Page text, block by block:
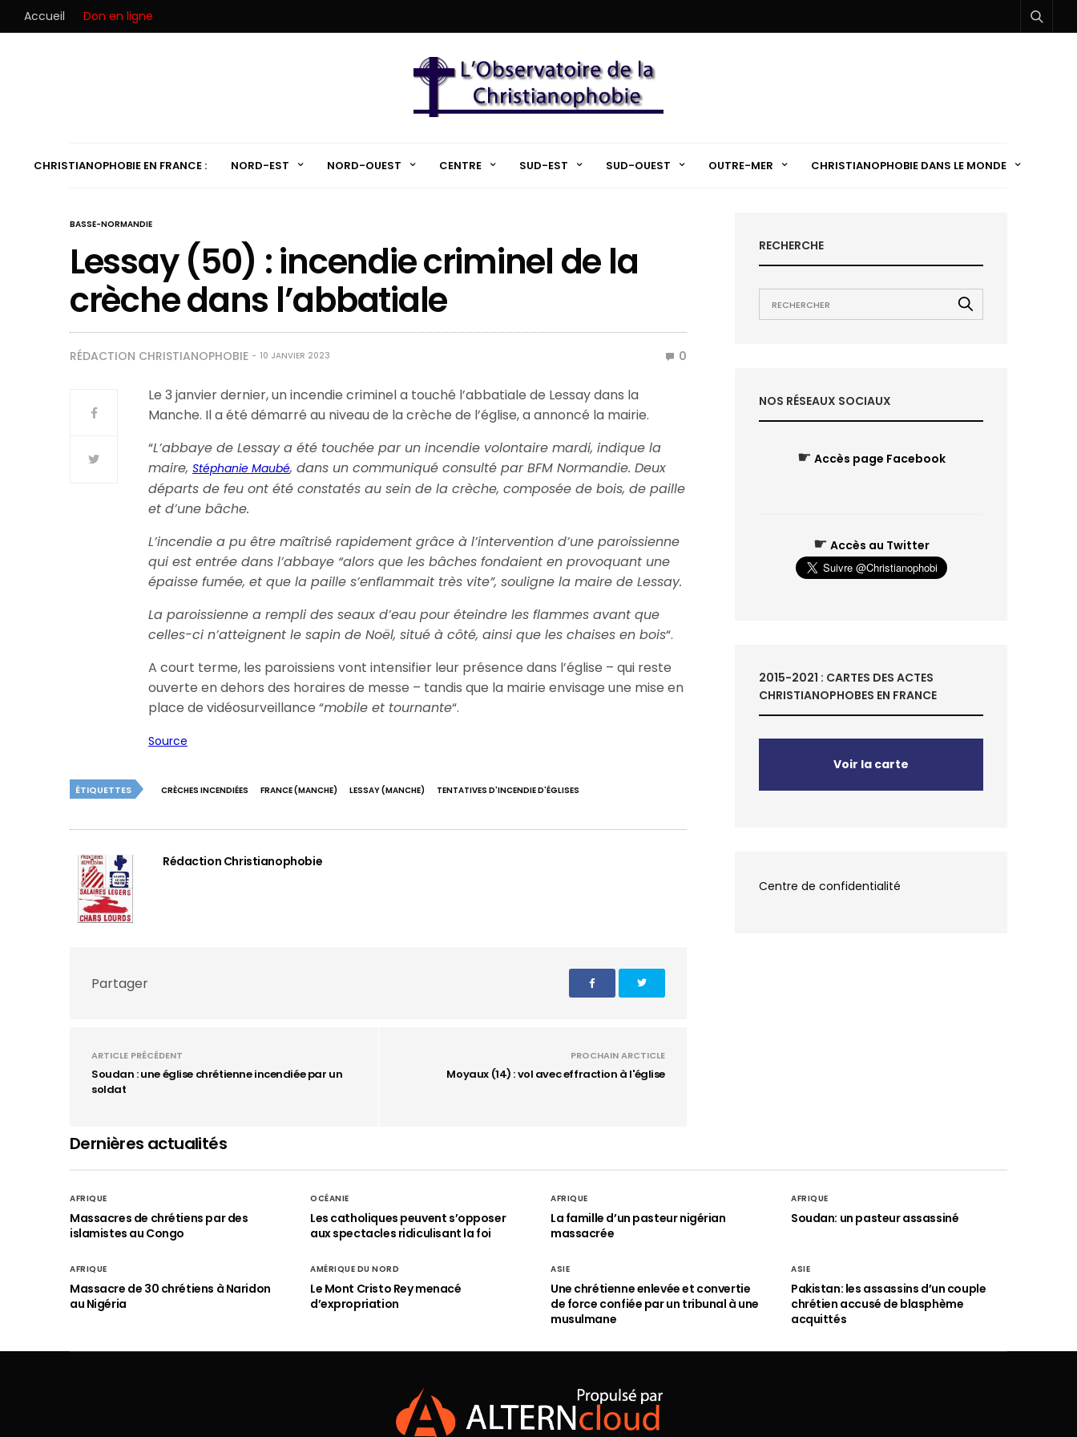
Accueil Don en ligne
CHRISTIANOPHOBIE EN FRANCE : NORD-EST NORD-OUEST CENTRE SUD-EST SUD-OUEST OUTRE-MER CHRISTIANOPHOBIE DANS LE MONDE
BASSE-NORMANDIE
Lessay (50) : incendie criminel de la
crèche dans l’abbatiale
RÉDACTION CHRISTIANOPHOBIE 10 JANVIER 2023 0
Le 3 janvier dernier, un incendie criminel a touché l’abbatiale de Lessay dans la
Manche. Il a été démarré au niveau de la crèche de l’église, a annoncé la mairie.
“L’abbaye de Lessay a été touchée par un incendie volontaire mardi, indique la
maire,Stéphanie Maubé, dans un communiqué consulté par BFM Normandie. Deux
départs de feu ont été constatés au sein de la crèche, composée de bois, de paille
et d’une bâche.
L’incendie a pu être maîtrisé rapidement grâce à l’intervention d’une paroissienne
qui est entrée dans l’abbaye “alors que les bâches fondaient en provoquant une
épaisse fumée, et que la paille s’enflammait très vite”, souligne la maire de Lessay.
La paroissienne a rempli des seaux d’eau pour éteindre les flammes avant que
celles-ci n’atteignent le sapin de Noël, situé à côté, ainsi que les chaises en bois“.
A court terme, les paroissiens vont intensifier leur présence dans l’église – qui reste
ouverte en dehors des horaires de messe – tandis que la mairie envisage une mise en
place de vidéosurveillance “mobile et tournante“.
Source
ÉTIQUETTES CRÈCHES INCENDIÉES FRANCE (MANCHE) LESSAY (MANCHE) TENTATIVES D'INCENDIE D'ÉGLISES
Rédaction Christianophobie
Partager
ARTICLE PRÉCÉDENT
Soudan : une église chrétienne incendiée par un
soldat
PROCHAIN ARCTICLE
Moyaux (14) : vol avec effraction à l'église
RECHERCHE
NOS RÉSEAUX SOCIAUX
☛ Accès page Facebook
☛ Accès au Twitter
2015-2021 : CARTES DES ACTES
CHRISTIANOPHOBES EN FRANCE
Voir la carte
Centre de confidentialité
Dernières actualités
AFRIQUE
Massacres de chrétiens par des
islamistes au Congo
OCÉANIE
Les catholiques peuvent s’opposer
aux spectacles ridiculisant la foi
AFRIQUE
La famille d’un pasteur nigérian
massacrée
AFRIQUE
Soudan: un pasteur assassiné
AFRIQUE
Massacre de 30 chrétiens à Naridon
au Nigéria
AMÉRIQUE DU NORD
Le Mont Cristo Rey menacé
d’expropriation
ASIE
Une chrétienne enlevée et convertie
de force confiée par un tribunal à une
musulmane
ASIE
Pakistan: les assassins d’un couple
chrétien accusé de blasphème
acquittés